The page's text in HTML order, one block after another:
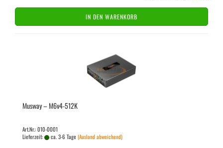
IN DEN WARENKORB
Mus­way – M6v4-​512K
Art.Nr.: 010-0001
Lieferzeit:
ca. 3-6 Tage(Ausland abweichend)